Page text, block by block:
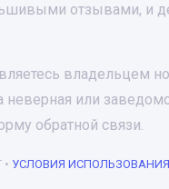
отзывами, и
владельцем
неверная или
обратной связи.
• УСЛОВИЯ